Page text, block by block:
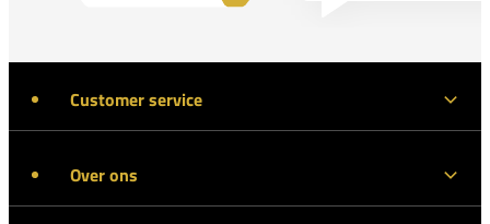
Customer service
Over ons